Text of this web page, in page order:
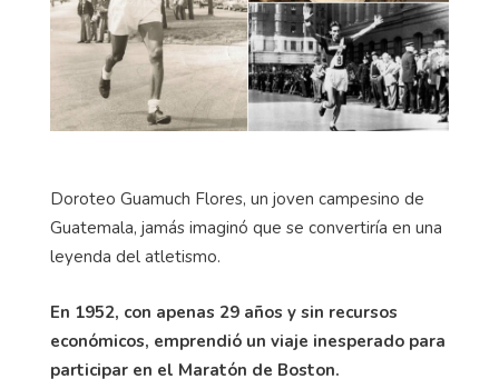
Doroteo Guamuch Flores, un joven campesino de
Guatemala, jamás imaginó que se convertiría en una
leyenda del atletismo.
En 1952, con apenas 29 años y sin recursos
económicos, emprendió un viaje inesperado para
participar en el Maratón de Boston.